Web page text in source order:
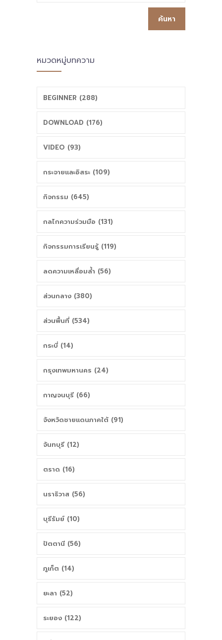
หมวดหมู่บทความ
BEGINNER (288)
DOWNLOAD (176)
VIDEO (93)
กระจายและอิสระ (109)
กิจกรรม (645)
กลไกความร่วมมือ (131)
กิจกรรมการเรียนรู้ (119)
ลดความเหลื่อมล้ำ (56)
ส่วนกลาง (380)
ส่วนพื้นที่ (534)
กระบี่ (14)
กรุงเทพมหานคร (24)
กาญจนบุรี (66)
จังหวัดชายแดนภาคใต้ (91)
จันทบุรี (12)
ตราด (16)
นราธิวาส (56)
บุรีรัมย์ (10)
ปัตตานี (56)
ภูเก็ต (14)
ยะลา (52)
ระยอง (122)